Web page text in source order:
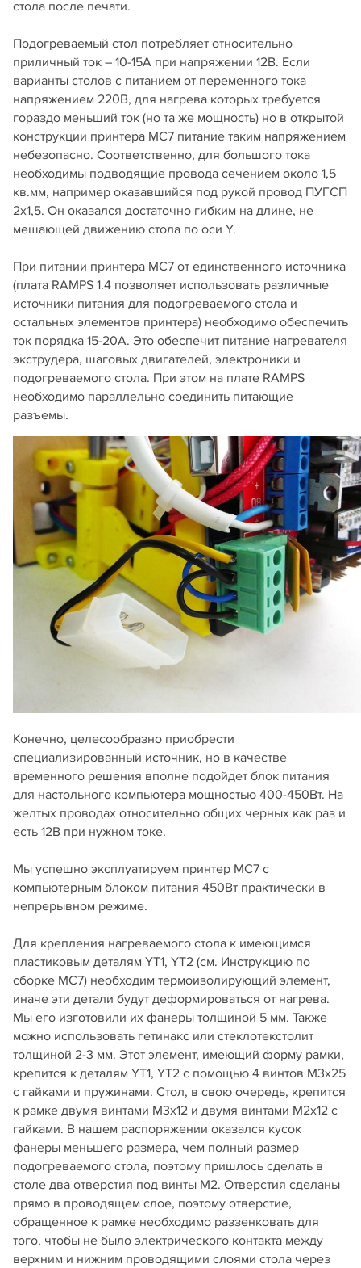
стола после печати.
Подогреваемый стол потребляет относительно
приличный ток – 10-15А при напряжении 12В. Если
варианты столов с питанием от переменного тока
напряжением 220В, для нагрева которых требуется
гораздо меньший ток (но та же мощность) но в открытой
конструкции принтера MC7 питание таким напряжением
небезопасно. Соответственно, для большого тока
необходимы подводящие провода сечением около 1,5
кв.мм, например оказавшийся под рукой провод ПУГСП
2х1,5. Он оказался достаточно гибким на длине, не
мешающей движению стола по оси Y.
При питании принтера MC7 от единственного источника
(плата RAMPS 1.4 позволяет использовать различные
источники питания для подогреваемого стола и
остальных элементов принтера) необходимо обеспечить
ток порядка 15-20А. Это обеспечит питание нагревателя
экструдера, шаговых двигателей, электроники и
подогреваемого стола. При этом на плате RAMPS
необходимо параллельно соединить питающие
разъемы.
Конечно, целесообразно приобрести
специализированный источник, но в качестве
временного решения вполне подойдет блок питания
для настольного компьютера мощностью 400-450Вт. На
желтых проводах относительно общих черных как раз и
есть 12В при нужном токе.
Мы успешно эксплуатируем принтер MC7 с
компьютерным блоком питания 450Вт практически в
непрерывном режиме.
Для крепления нагреваемого стола к имеющимся
пластиковым деталям YT1, YT2 (см. Инструкцию по
сборке МС7) необходим термоизолирующий элемент,
иначе эти детали будут деформироваться от нагрева.
Мы его изготовили их фанеры толщиной 5 мм. Также
можно использовать гетинакс или стеклотекстолит
толщиной 2-3 мм. Этот элемент, имеющий форму рамки,
крепится к деталям YT1, YT2 с помощью 4 винтов М3х25
с гайками и пружинами. Стол, в свою очередь, крепится
к рамке двумя винтами М3х12 и двумя винтами M2х12 с
гайками. В нашем распоряжении оказался кусок
фанеры меньшего размера, чем полный размер
подогреваемого стола, поэтому пришлось сделать в
столе два отверстия под винты M2. Отверстия сделаны
прямо в проводящем слое, поэтому отверстие,
обращенное к рамке необходимо раззенковать для
того, чтобы не было электрического контакта между
верхним и нижним проводящими слоями стола через